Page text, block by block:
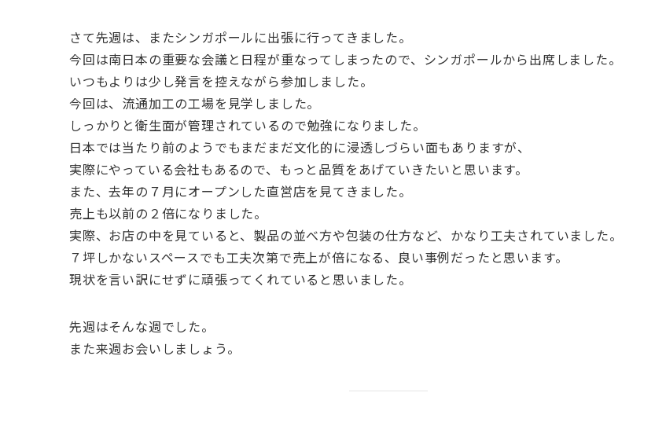
さて先週は、またシンガポールに出張に行ってきました。
今回は南日本の重要な会議と日程が重なってしまったので、シンガポールから出席しました。
いつもよりは少し発言を控えながら参加しました。
今回は、流通加工の工場を見学しました。
しっかりと衛生面が管理されているので勉強になりました。
日本では当たり前のようでもまだまだ文化的に浸透しづらい面もありますが、
実際にやっている会社もあるので、もっと品質をあげていきたいと思います。
また、去年の７月にオープンした直営店を見てきました。
売上も以前の２倍になりました。
実際、お店の中を見ていると、製品の並べ方や包装の仕方など、かなり工夫されていました。
７坪しかないスペースでも工夫次第で売上が倍になる、良い事例だったと思います。
現状を言い訳にせずに頑張ってくれていると思いました。
先週はそんな週でした。
また来週お会いしましょう。